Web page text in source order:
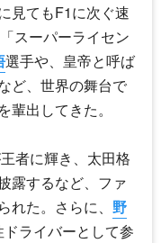
見てもF1に次ぐ速
スーパーライセン
選手や、皇帝と呼ば
ど、世界の舞台で
出してきた。
者に輝き、太田格
露するなど、ファ
た。さらに、 野
ライバーとして参